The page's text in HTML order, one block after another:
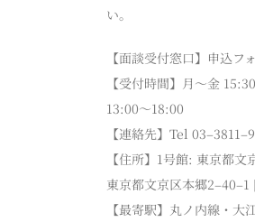
い。
【面談受付窓口】申込フ
【受付時間】 月〜金 15:30
13:00〜18:00
【連絡先】 Tel 03–3811–
【住所】 1号館: 東京都文
東京都文京区本郷2–40–1
【最寄駅】 丸ノ内線・大